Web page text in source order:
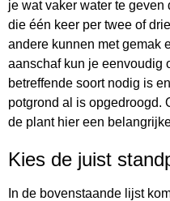
je wat vaker water te
die één keer per twee of
andere kunnen met gemak
aanschaf kun je eenvoudig
betreffende soort nodig is
potgrond al is opgedroogd.
de plant hier een
Kies de juist
In de bovenstaande lijst